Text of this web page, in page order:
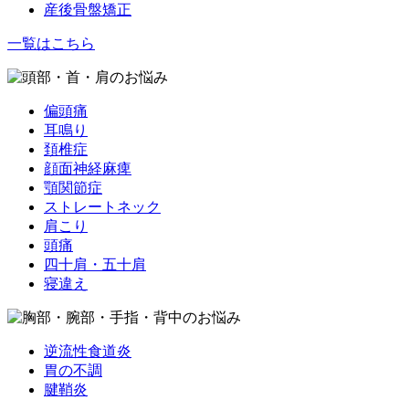
産後骨盤矯正
一覧はこちら
偏頭痛
耳鳴り
頚椎症
顔面神経麻痺
顎関節症
ストレートネック
肩こり
頭痛
四十肩・五十肩
寝違え
逆流性食道炎
胃の不調
腱鞘炎